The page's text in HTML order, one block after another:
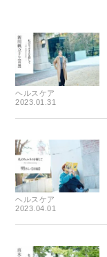
ヘルスケア
2023.01.31
ヘルスケア
2023.04.01